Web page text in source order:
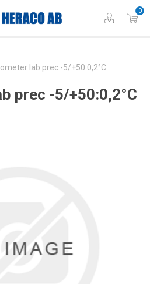
0
lab prec -5/+50:0,2°C
prec -5/+50:0,2°C